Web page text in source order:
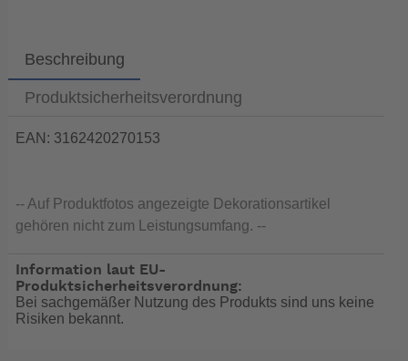
Beschreibung
Produktsicherheitsverordnung
EAN: 3162420270153
-- Auf Produktfotos angezeigte Dekorationsartikel
gehören nicht zum Leistungsumfang. --
Information laut EU-
Produktsicherheitsverordnung:
Bei sachgemäßer Nutzung des Produkts sind uns keine
Risiken bekannt.